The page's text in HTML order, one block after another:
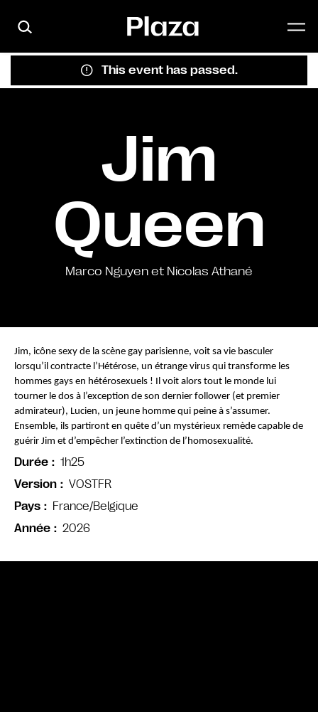
This event has passed.
Jim
Queen
Marco Nguyen et Nicolas Athané
Jim, icône sexy de la scène gay parisienne, voit sa vie basculer
lorsqu’il contracte l’Hétérose, un étrange virus qui transforme les
hommes gays en hétérosexuels ! Il voit alors tout le monde lui
tourner le dos à l’exception de son dernier follower (et premier
admirateur), Lucien, un jeune homme qui peine à s’assumer.
Ensemble, ils partiront en quête d’un mystérieux remède capable de
guérir Jim et d’empêcher l’extinction de l’homosexualité.
Durée
1h25
Version
VOSTFR
Pays
France/Belgique
Année
2026